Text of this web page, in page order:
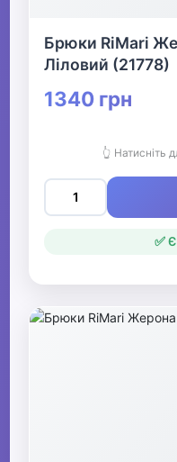
Брюки RiMari
Ліловий (21778)
1340 грн
👆 Натисніть
✅